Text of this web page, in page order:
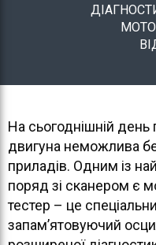
На сьогоднішній день
двигуна неможлива
приладів. Одним із
поряд зі сканером є
тестер – це
запам’ятовуючий